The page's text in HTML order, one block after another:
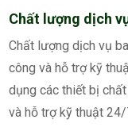
Chất lượng dịch
Chất lượng dịch vụ
công và hỗ trợ kỹ
dụng các thiết bị
và hỗ trợ kỹ thuật 24/